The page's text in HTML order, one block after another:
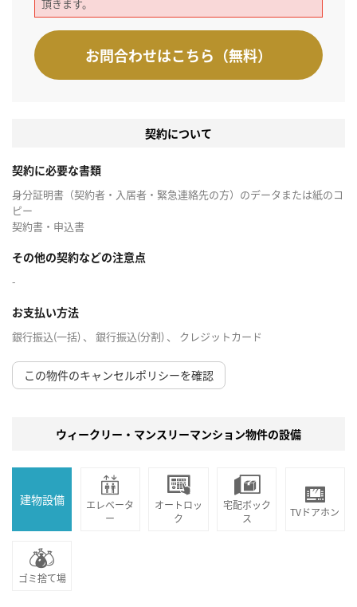
頂きます。
お問合わせはこちら（無料）
契約について
契約に必要な書類
身分証明書（契約者・入居者・緊急連絡先の方）のデータまたは紙のコ
ピー
契約書・申込書
その他の契約などの注意点
-
お支払い方法
銀行振込(一括) 、 銀行振込(分割) 、 クレジットカード
この物件のキャンセルポリシーを確認
ウィークリー・マンスリーマンション物件の設備
建物設備
エレベータ
ー
オートロッ
ク
宅配ボック
ス
TVドアホン
ゴミ捨て場